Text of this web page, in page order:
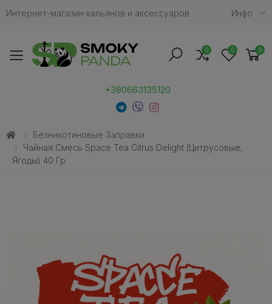
Интернет-магазин кальянов и аксессуаров Инфо
Toggle mobile menu
+380663135120
0 0 0
Безникотиновые Заправки
Чайная Смесь Space Tea Citrus Delight (Цитрусовые,
Ягоды) 40 Гр